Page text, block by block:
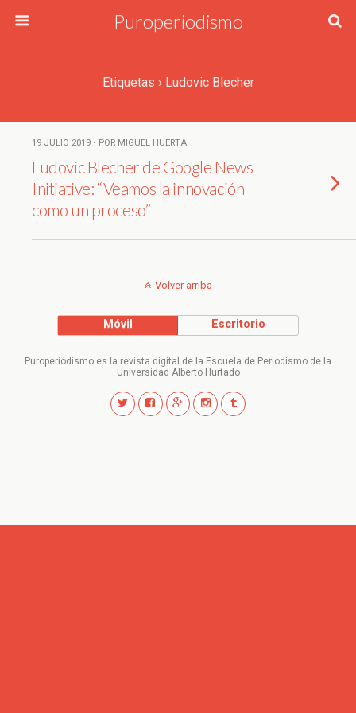
Puroperiodismo
Etiquetas › Ludovic Blecher
19 JULIO 2019 • POR MIGUEL HUERTA
Ludovic Blecher de Google News
Initiative: “Veamos la innovación
como un proceso”
Volver arriba
Móvil Escritorio
Puroperiodismo es la revista digital de la Escuela de Periodismo de la
Universidad Alberto Hurtado